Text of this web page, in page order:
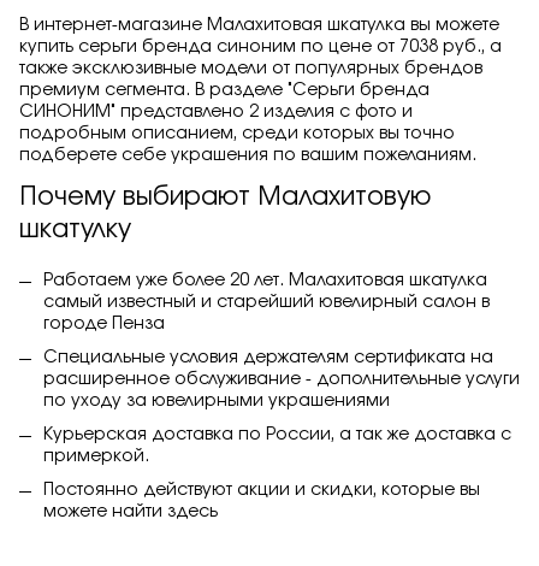
В интернет-магазине Малахитовая шкатулка вы можете
купить серьги бренда синоним по цене от 7038 руб., а
также эксклюзивные модели от популярных брендов
премиум сегмента. В разделе "Серьги бренда
СИНОНИМ" представлено 2 изделия с фото и
подробным описанием, среди которых вы точно
подберете себе украшения по вашим пожеланиям.
Почему выбирают Малахитовую
шкатулку
Работаем уже более 20 лет. Малахитовая шкатулка
самый известный и старейший ювелирный салон в
городе Пенза
Специальные условия держателям сертификата на
расширенное обслуживание - дополнительные услуги
по уходу за ювелирными украшениями
Курьерская доставка по России, а так же доставка с
примеркой.
Постоянно действуют акции и скидки, которые вы
можете найти здесь